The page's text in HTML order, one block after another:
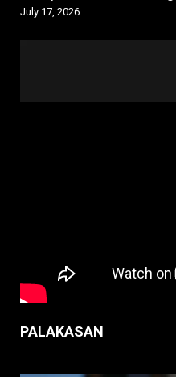
July 17, 2026
PALAKASAN